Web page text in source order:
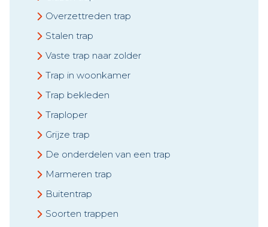
Overzettreden trap
Stalen trap
Vaste trap naar zolder
Trap in woonkamer
Trap bekleden
Traploper
Grijze trap
De onderdelen van een trap
Marmeren trap
Buitentrap
Soorten trappen